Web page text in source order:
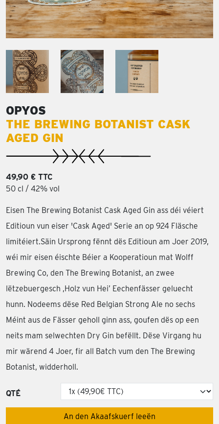
OPYOS
THE BREWING BOTANIST CASK
AGED GIN
49,90 € TTC
50 cl / 42% vol
Eisen The Brewing Botanist Cask Aged Gin ass déi véiert
Editioun vun eiser 'Cask Aged' Serie an op 924 Fläsche
limitéiert.Säin Ursprong fënnt dës Editioun am Joer 2019,
wéi mir eisen éischte Béier a Kooperatioun mat Wolff
Brewing Co, den The Brewing Botanist, an zwee
lëtzebuergesch ,Holz vun Hei’ Eechenfässer geluecht
hunn. Nodeems dëse Red Belgian Strong Ale no sechs
Méint aus de Fässer geholl ginn ass, goufen dës op een
neits mam selwechten Dry Gin befëllt. Dëse Virgang hu
mir wärend 4 Joer, fir all Batch vum den The Brewing
Botanist, widderholl.
QTÉ
An den Akaafskuerf leeën